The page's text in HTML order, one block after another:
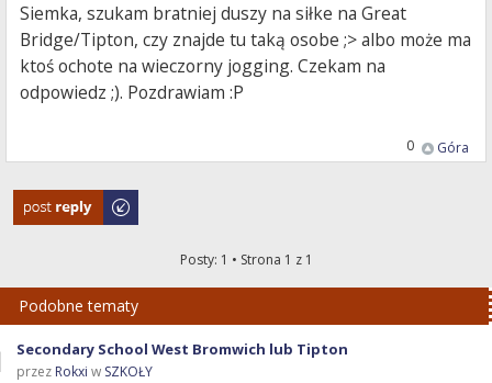
Siemka, szukam bratniej duszy na siłke na Great
Bridge/Tipton, czy znajde tu taką osobe ;> albo może ma
ktoś ochote na wieczorny jogging. Czekam na
odpowiedz ;). Pozdrawiam :P
Góra
0
Odpowiedz
Posty: 1 • Strona 1 z 1
Podobne tematy
Secondary School West Bromwich lub Tipton
przez Rokxi w SZKOŁY